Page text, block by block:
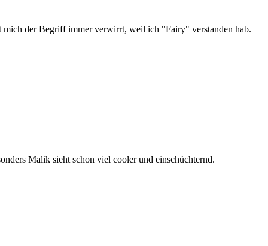
der Begriff immer verwirrt, weil ich "Fairy" verstanden hab.
Malik sieht schon viel cooler und einschüchternd.